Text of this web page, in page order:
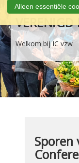
naar
de
inhoud
Alleen essentiële
VERENIGD
Welkom bij IC vzw
Sporen